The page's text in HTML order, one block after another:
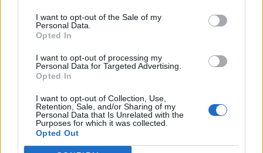
I want to opt-out of the Sale of my
Personal Data.
Opted In
I want to opt-out of processing my
Personal Data for Targeted Advertising.
Opted In
I want to opt-out of Collection, Use,
Retention, Sale, and/or Sharing of my
Personal Data that Is Unrelated with the
Purposes for which it was collected.
Opted Out